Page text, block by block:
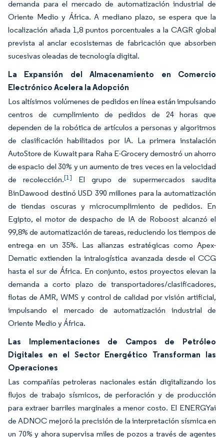
demanda para el mercado de automatización industrial de
Oriente Medio y África. A mediano plazo, se espera que la
localización añada 1,8 puntos porcentuales a la CAGR global
prevista al anclar ecosistemas de fabricación que absorben
sucesivas oleadas de tecnología digital.
La Expansión del Almacenamiento en Comercio
Electrónico Acelera la Adopción
Los altísimos volúmenes de pedidos en línea están impulsando
centros de cumplimiento de pedidos de 24 horas que
dependen de la robótica de artículos a personas y algoritmos
de clasificación habilitados por IA. La primera instalación
AutoStore de Kuwait para Raha E-Grocery demostró un ahorro
de espacio del 30% y un aumento de tres veces en la velocidad
de recolección.[1]
El grupo de supermercados saudita
BinDawood destinó USD 390 millones para la automatización
de tiendas oscuras y microcumplimiento de pedidos. En
Egipto, el motor de despacho de IA de Roboost alcanzó el
99,8% de automatización de tareas, reduciendo los tiempos de
entrega en un 35%. Las alianzas estratégicas como Apex-
Dematic extienden la intralogística avanzada desde el CCG
hasta el sur de África. En conjunto, estos proyectos elevan la
demanda a corto plazo de transportadores/clasificadores,
flotas de AMR, WMS y control de calidad por visión artificial,
impulsando el mercado de automatización industrial de
Oriente Medio y África.
Las Implementaciones de Campos de Petróleo
Digitales en el Sector Energético Transforman las
Operaciones
Las compañías petroleras nacionales están digitalizando los
flujos de trabajo sísmicos, de perforación y de producción
para extraer barriles marginales a menor costo. El ENERGYai
de ADNOC mejoró la precisión de la interpretación sísmica en
un 70% y ahora supervisa miles de pozos a través de agentes